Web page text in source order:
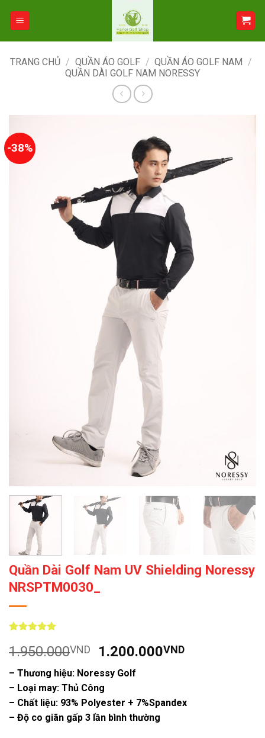
TRANG CHỦ / QUẦN ÁO GOLF / QUẦN ÁO GOLF NAM /
QUẦN DÀI GOLF NAM NORESSY
-38%
Quần Dài Golf Nam UV Shielding Noressy
NRSPTM0030_
dựa trên
đánh giá
1.950.000VND
Giá
gốc
là:
1.950.000VND.
1.200.000VNDGiá
– Thương hiệu: Noressy Golf
– Loại may: Thủ Công
– Chất liệu: 93% Polyester + 7%Spandex
– Độ co giãn gấp 3 lần bình thường